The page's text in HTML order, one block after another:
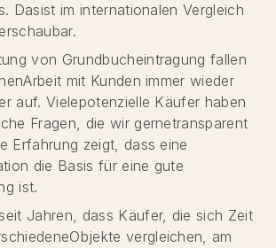
Dasist im internationalen Vergleich
von Grundbucheintragung fallen
mit Kunden immer wieder
auf. Vielepotenzielle Käufer haben
Fragen, die wir gernetransparent
Erfahrung zeigt, dass eine
die Basis für eine gute
ist.
Jahren, dass Käufer, die sich Zeit
vergleichen, am